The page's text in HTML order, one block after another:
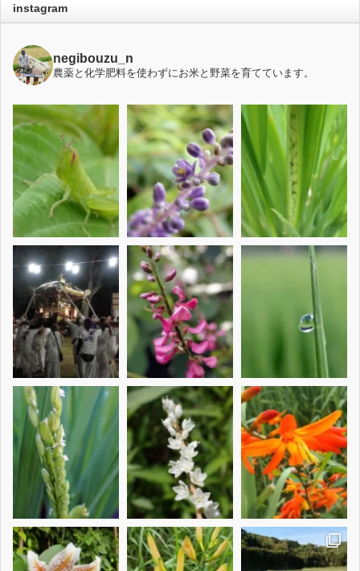
instagram
negibouzu_n
農薬と化学肥料を使わずにお米と野菜を育てています。